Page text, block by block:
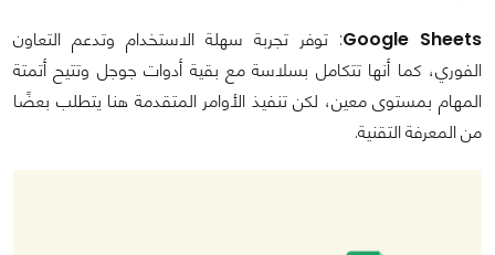
Google Sheets: توفر تجربة سهلة الاستخدام وتدعم التعاون
الفوري، كما أنها تتكامل بسلاسة مع بقية أدوات جوجل وتتيح أتمتة
المهام بمستوى معين، لكن تنفيذ الأوامر المتقدمة هنا يتطلب بعضًا
من المعرفة التقنية.